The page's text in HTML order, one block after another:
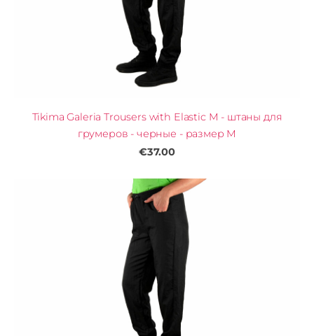
Tikima Galeria Trousers with Elastic M - штаны для
грумеров - черные - размер M
€37.00